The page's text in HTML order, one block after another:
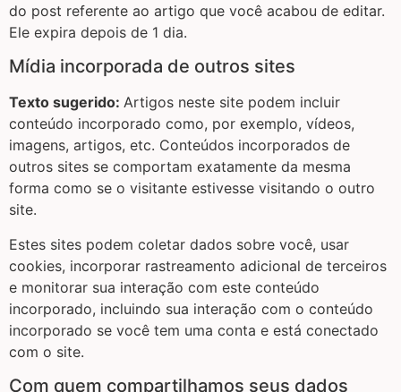
do post referente ao artigo que você acabou de editar.
Ele expira depois de 1 dia.
Mídia incorporada de outros sites
Texto sugerido: Artigos neste site podem incluir
conteúdo incorporado como, por exemplo, vídeos,
imagens, artigos, etc. Conteúdos incorporados de
outros sites se comportam exatamente da mesma
forma como se o visitante estivesse visitando o outro
site.
Estes sites podem coletar dados sobre você, usar
cookies, incorporar rastreamento adicional de terceiros
e monitorar sua interação com este conteúdo
incorporado, incluindo sua interação com o conteúdo
incorporado se você tem uma conta e está conectado
com o site.
Com quem compartilhamos seus dados